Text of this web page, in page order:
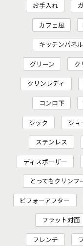
お手入れ
カフェ風
キッチンパネル
グリーン ク
クリンレディ
コンロ下
シック ショ
ステンレス
ディスポーザー
とってもクリンフ
ビフォーアフター
フラット対面
フレンチ